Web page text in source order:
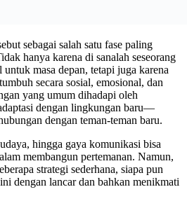
sebagai salah satu fase paling
hanya karena di sanalah seseorang
masa depan, tetapi juga karena
secara sosial, emosional, dan
yang umum dihadapi oleh
dengan lingkungan baru—
dengan teman-teman baru.
hingga gaya komunikasi bisa
membangun pertemanan. Namun,
strategi sederhana, siapa pun
dengan lancar dan bahkan menikmati